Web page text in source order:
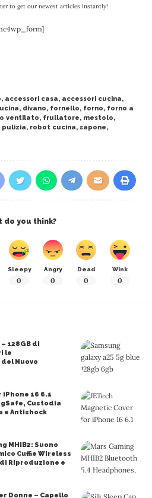
to get our newest articles instantly!
, accessori casa, accessori cucina,
, divano, fornello, forno, forno a
ventilato, frullatore, mestolo,
pulizia, robot cucina, sapone,
do you think?
Sleepy
0
Angry
0
Dead
0
Wink
0
– 128GB di
le
Nuovo
iPhone 16 6.1
Custodia
e Antishock
MHIB2: Suono
Cuffie Wireless
Riproduzione e
Donne – Capello